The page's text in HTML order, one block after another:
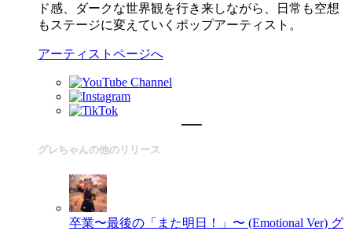
ド感、ダークな世界観を行き来しながら、日常も空想
もステージに変えていくポップアーティスト。
アーティストページへ
グレちゃんの他のリリース
卒業〜最後の「また明日！」〜 (Emotional Ver) グ